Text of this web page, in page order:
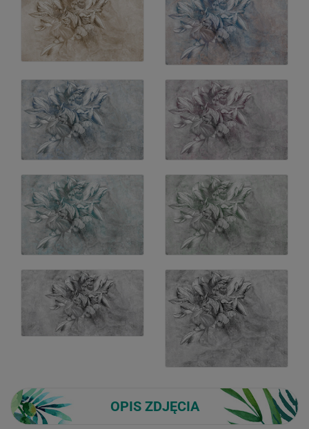
OPIS ZDJĘCIA